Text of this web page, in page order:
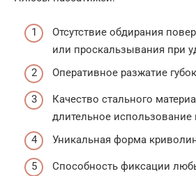
Отсутствие обдирания
или проскальзывания при
Оперативное разжатие
Качество стального
длительное использование
Уникальная форма
Способность фиксации